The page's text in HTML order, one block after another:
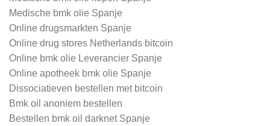
Medische bmk olie Spanje
Online drugsmarkten Spanje
Online drug stores Netherlands bitcoin
Online bmk olie Leverancier Spanje
Online apotheek bmk olie Spanje
Dissociatieven bestellen met bitcoin
Bmk oil anoniem bestellen
Bestellen bmk oil darknet Spanje